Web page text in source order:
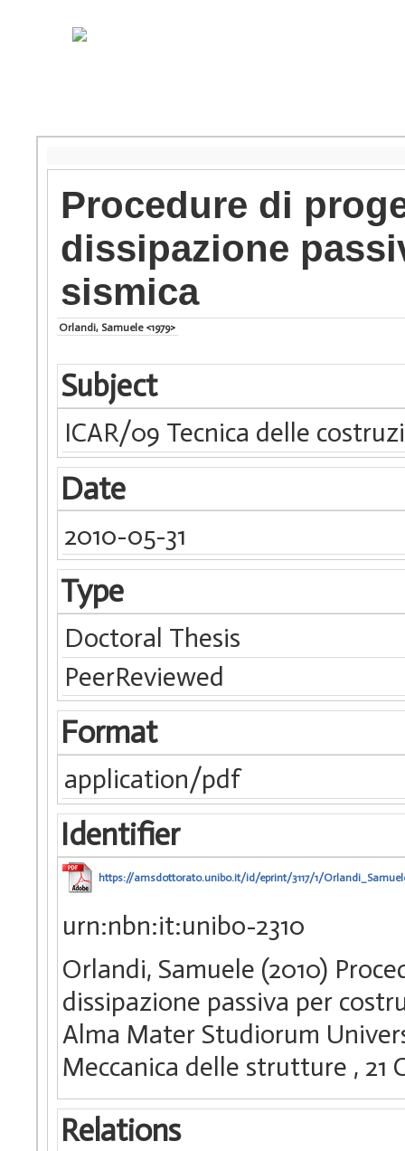
Procedure di
dissipazione
sismica
Orlandi, Samuele <1979>
Subject
ICAR/09 Tecnica delle
Date
2010-05-31
Type
Doctoral Thesis
PeerReviewed
Format
application/pdf
Identifier
https://amsdottorato.unibo.it/id/eprint/3117/1/
urn:nbn:it:unibo-2310
Orlandi, Samuele (2010)
dissipazione passiva per
Alma Mater Studiorum
Meccanica delle strutture , 21
Relations